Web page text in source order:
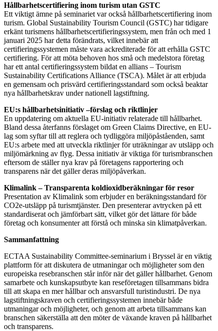
Hållbarhetscertifiering inom turism utan GSTC
Ett viktigt ämne på seminariet var också hållbarhetscertifiering inom
turism. Global Sustainability Tourism Council (GSTC) har tidigare
erkänt turismens hållbarhetscertifieringssystem, men från och med 1
januari 2025 har detta förändrats, vilket innebär att
certifieringssystemen måste vara ackrediterade för att erhålla GSTC
certifiering. För att möta behoven hos små och medelstora företag
har ett antal certifieringssystem bildat en allians – Tourism
Sustainability Certifications Alliance (TSCA). Målet är att erbjuda
en gemensam och prisvärd certifieringsstandard som också beaktar
nya hållbarhetskrav under nationell lagstiftning.
EU:s hållbarhetsinitiativ –förslag och riktlinjer
En uppdatering om aktuella EU-initiativ relaterade till hållbarhet.
Bland dessa återfanns förslaget om Green Claims Directive, en EU-
lag som syftar till att reglera och tydliggöra miljöpåståenden, samt
EU:s arbete med att utveckla riktlinjer för uträkningar av utsläpp och
miljömärkning av flyg. Dessa initiativ är viktiga för turismbranschen
eftersom de ställer nya krav på företagens rapportering och
transparens när det gäller deras miljöpåverkan.
Klimalink – Transparenta koldioxidberäkningar för resor
Presentation av Klimalink som erbjuder en beräkningsstandard för
CO2e-utsläpp på turismtjänster. Den presenterar avtrycken på ett
standardiserat och jämförbart sätt, vilket gör det lättare för både
företag och konsumenter att förstå och minska sin klimatpåverkan.
Sammanfattning
ECTAA Sustainability Committee-seminarium i Bryssel är en viktig
plattform för att diskutera de utmaningar och möjligheter som den
europeiska resebranschen står inför när det gäller hållbarhet. Genom
samarbete och kunskapsutbyte kan reseföretagen tillsammans bidra
till att skapa en mer hållbar och ansvarsfull turistindustri. De nya
lagstiftningskraven och certifieringssystemen innebär både
utmaningar och möjligheter, och genom att arbeta tillsammans kan
branschen säkerställa att den möter de växande kraven på hållbarhet
och transparens.